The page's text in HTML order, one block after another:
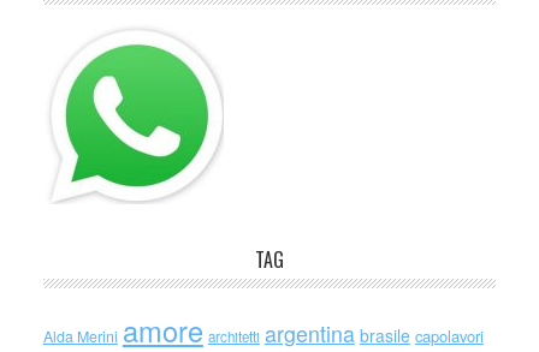
TAG
Alda Merini amore architetti argentina brasile capolavori